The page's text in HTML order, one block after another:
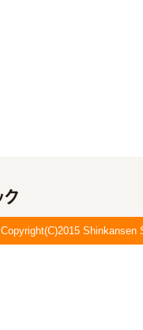
Copyright(C)2015